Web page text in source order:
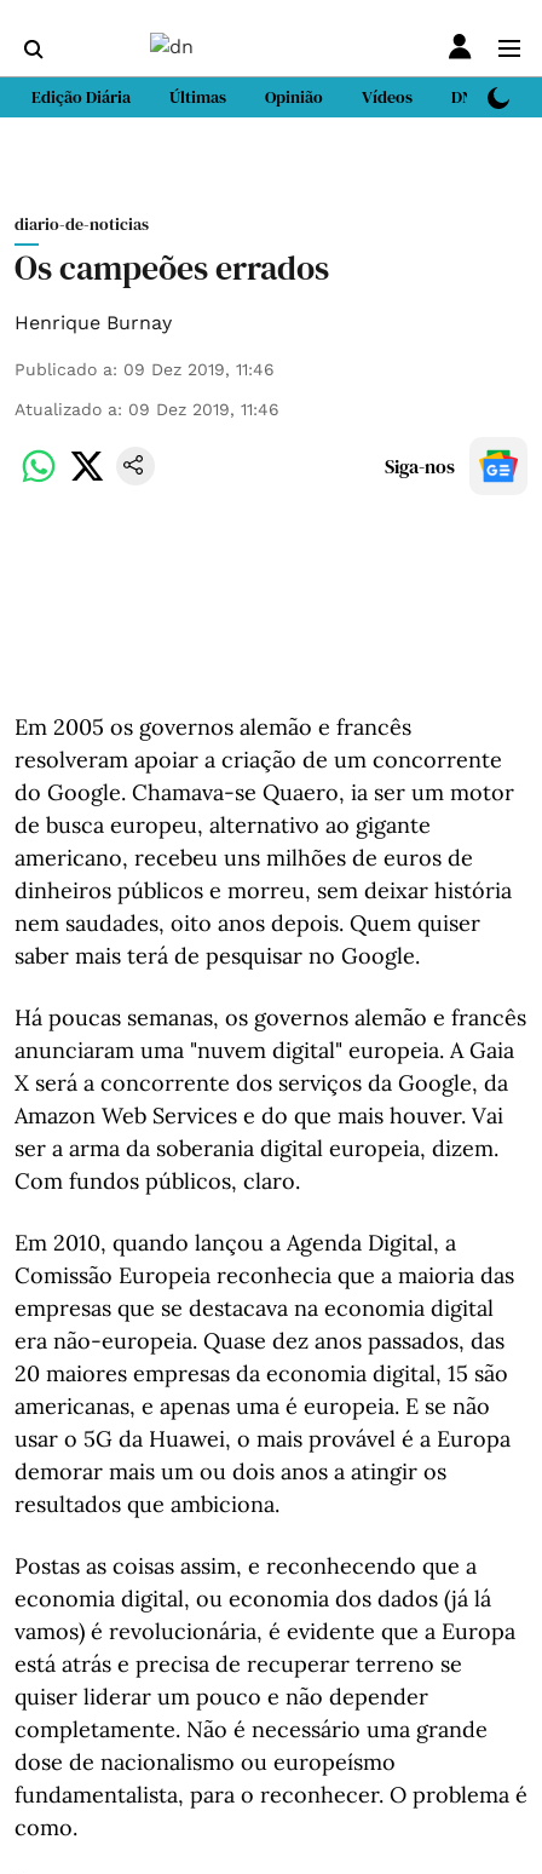
Edição Diária Últimas Opinião Vídeos DN Sport
diario-de-noticias
Os campeões errados
Henrique Burnay
Publicado a: 09 Dez 2019, 11:46
Atualizado a: 09 Dez 2019, 11:46
Siga-nos
Em 2005 os governos alemão e francês
resolveram apoiar a criação de um concorrente
do Google. Chamava-se Quaero, ia ser um motor
de busca europeu, alternativo ao gigante
americano, recebeu uns milhões de euros de
dinheiros públicos e morreu, sem deixar história
nem saudades, oito anos depois. Quem quiser
saber mais terá de pesquisar no Google.
Há poucas semanas, os governos alemão e francês
anunciaram uma "nuvem digital" europeia. A Gaia
X será a concorrente dos serviços da Google, da
Amazon Web Services e do que mais houver. Vai
ser a arma da soberania digital europeia, dizem.
Com fundos públicos, claro.
Em 2010, quando lançou a Agenda Digital, a
Comissão Europeia reconhecia que a maioria das
empresas que se destacava na economia digital
era não-europeia. Quase dez anos passados, das
20 maiores empresas da economia digital, 15 são
americanas, e apenas uma é europeia. E se não
usar o 5G da Huawei, o mais provável é a Europa
demorar mais um ou dois anos a atingir os
resultados que ambiciona.
Postas as coisas assim, e reconhecendo que a
economia digital, ou economia dos dados (já lá
vamos) é revolucionária, é evidente que a Europa
está atrás e precisa de recuperar terreno se
quiser liderar um pouco e não depender
completamente. Não é necessário uma grande
dose de nacionalismo ou europeísmo
fundamentalista, para o reconhecer. O problema é
como.